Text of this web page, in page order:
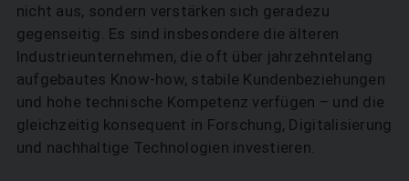
nicht aus, sondern verstärken sich geradezu
gegenseitig. Es sind insbesondere die älteren
Industrieunternehmen, die oft über jahrzehntelang
aufgebautes Know-how, stabile Kundenbeziehungen
und hohe technische Kompetenz verfügen – und die
gleichzeitig konsequent in Forschung, Digitalisierung
und nachhaltige Technologien investieren.